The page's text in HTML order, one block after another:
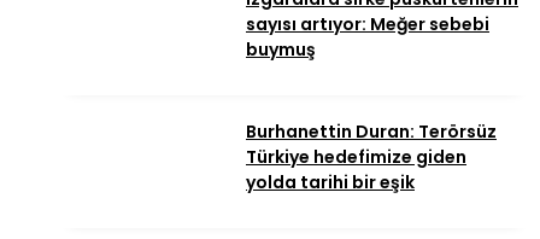
sayısı artıyor: Meğer sebebi
buymuş
Burhanettin Duran: Terörsüz
Türkiye hedefimize giden
yolda tarihi bir eşik